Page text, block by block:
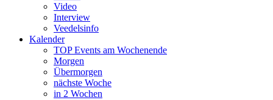
Video
Interview
Veedelsinfo
Kalender
TOP Events am Wochenende
Morgen
Übermorgen
nächste Woche
in 2 Wochen